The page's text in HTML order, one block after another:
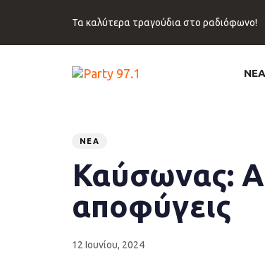
navigation
Τα καλύτερα τραγούδια στο ραδιόφωνο!
ΝΕΑ
ΝΈΑ
Καύσωνας:
αποφύγεις
on:
12 Ιουνίου, 2024